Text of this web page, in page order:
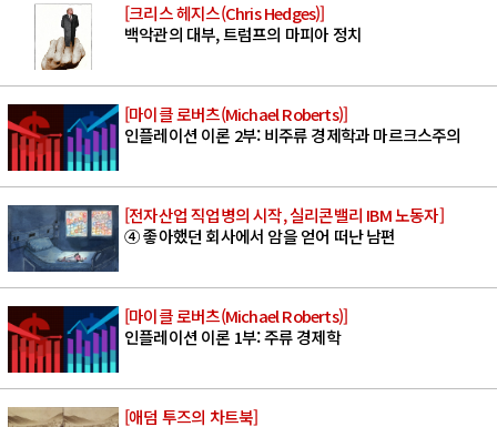
[크리스 헤지스(Chris Hedges)]
백악관의 대부, 트럼프의 마피아 정치
[마이클 로버츠(Michael Roberts)]
인플레이션 이론 2부: 비주류 경제학과 마르크스주의
[전자산업 직업병의 시작, 실리콘밸리 IBM 노동자]
④ 좋아했던 회사에서 암을 얻어 떠난 남편
[마이클 로버츠(Michael Roberts)]
인플레이션 이론 1부: 주류 경제학
[애덤 투즈의 차트북]